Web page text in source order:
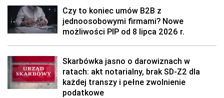
Czy to koniec umów B2B z
jednoosobowymi firmami? Nowe
możliwości PIP od 8 lipca 2026 r.
Skarbówka jasno o darowiznach w
ratach: akt notarialny, brak SD-Z2 dla
każdej transzy i pełne zwolnienie
podatkowe